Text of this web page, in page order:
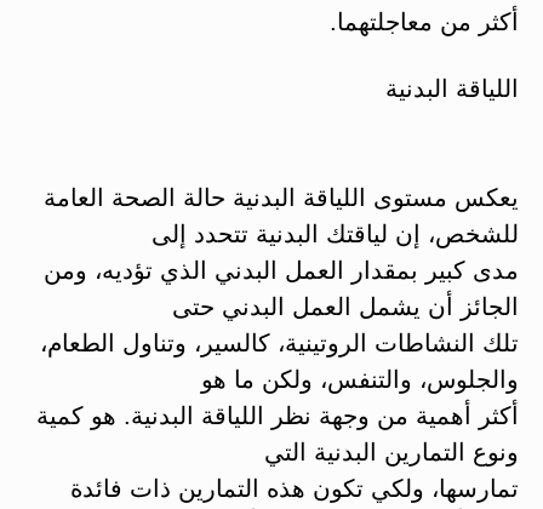
أكثر من معاجلتهما.
اللياقة البدنية
يعكس مستوى اللياقة البدنية حالة الصحة العامة
للشخص، إن لياقتك البدنية تتحدد إلى
مدى كبير بمقدار العمل البدني الذي تؤديه، ومن
الجائز أن يشمل العمل البدني حتى
تلك النشاطات الروتينية، كالسير، وتناول الطعام،
والجلوس، والتنفس، ولكن ما هو
أكثر أهمية من وجهة نظر اللياقة البدنية. هو كمية
ونوع التمارين البدنية التي
تمارسها، ولكي تكون هذه التمارين ذات فائدة